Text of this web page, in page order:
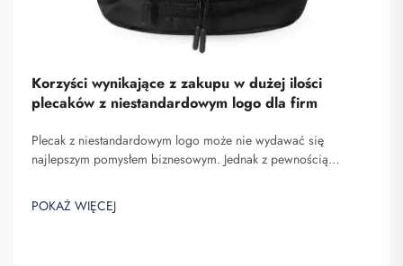
Korzyści wynikające z zakupu w dużej ilości
plecaków z niestandardowym logo dla firm
Plecak z niestandardowym logo może nie wydawać się
najlepszym pomysłem biznesowym. Jednak z pewnością
Saipulang Trading to firma, która realizuje masowe zamówienia
takich plecaków w celu budowania świadomości marki. Wiesz,
POKAŻ WIĘCEJ